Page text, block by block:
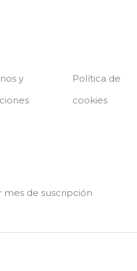
y
Política de
cookies
de suscripción